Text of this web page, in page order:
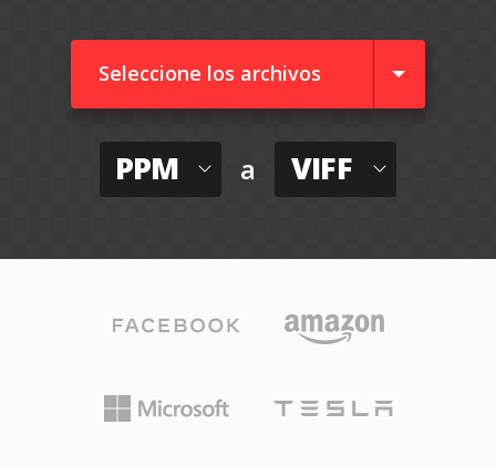
Seleccione los archivos
PPM a VIFF